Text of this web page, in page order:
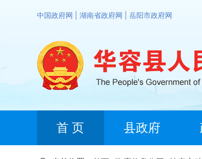
中国政府网 湖南省政府网 岳阳市政府网
首 页 县政府